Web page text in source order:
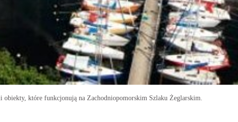
obiekty, które funkcjonują na Zachodniopomorskim Szlaku Żeglarskim.